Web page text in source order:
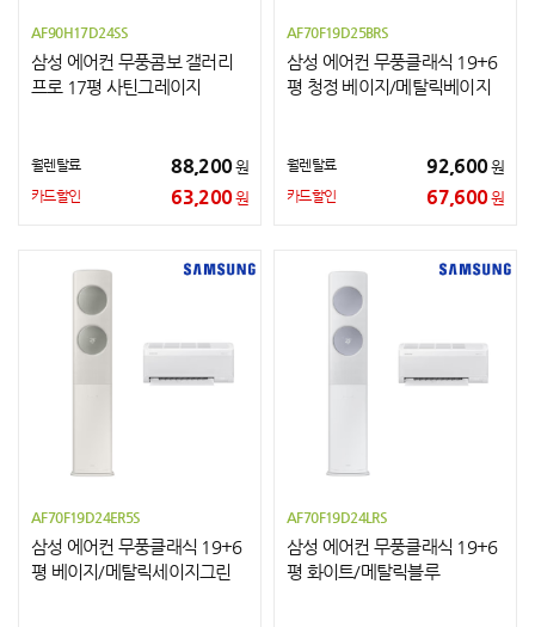
AF90H17D24SS
삼성 에어컨 무풍콤보 갤러리
프로 17평 사틴그레이지
월렌탈료 88,200원
카드할인 63,200원
AF70F19D25BRS
삼성 에어컨 무풍클래식 19+6
평 청정 베이지/메탈릭베이지
월렌탈료 92,600원
카드할인 67,600원
AF70F19D24ER5S
삼성 에어컨 무풍클래식 19+6
평 베이지/메탈릭세이지그린
AF70F19D24LRS
삼성 에어컨 무풍클래식 19+6
평 화이트/메탈릭블루